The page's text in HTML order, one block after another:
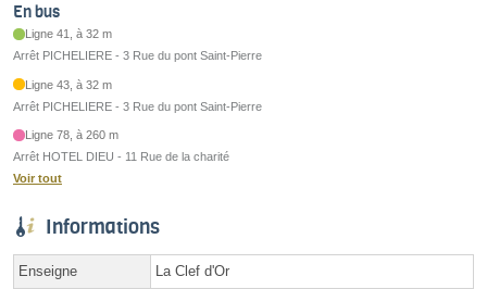
En bus
Ligne 41, à 32 m
Arrêt PICHELIERE - 3 Rue du pont Saint-Pierre
Ligne 43, à 32 m
Arrêt PICHELIERE - 3 Rue du pont Saint-Pierre
Ligne 78, à 260 m
Arrêt HOTEL DIEU - 11 Rue de la charité
Voir tout
Informations
Enseigne La Clef d'Or